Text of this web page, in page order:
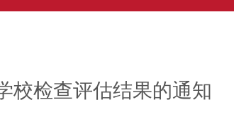
校检查评估结果的通知